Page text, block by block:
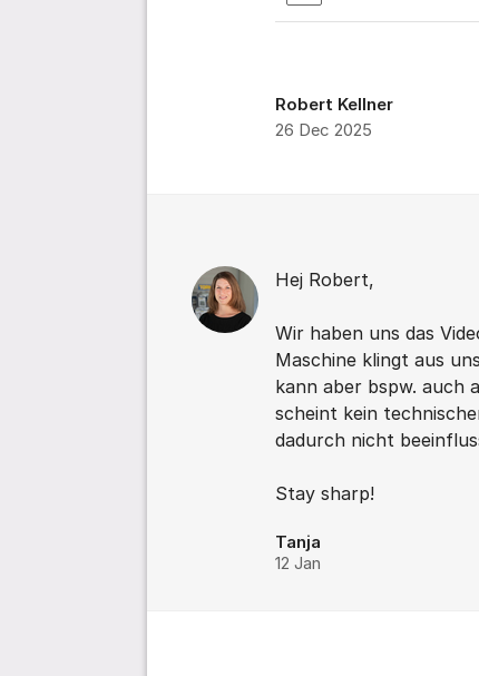
Robert Kellner
26 Dec 2025
Hej Robert,
Wir haben uns das
Maschine klingt aus
kann aber bspw. auch
scheint kein
dadurch nicht
Stay sharp!
Tanja
12 Jan